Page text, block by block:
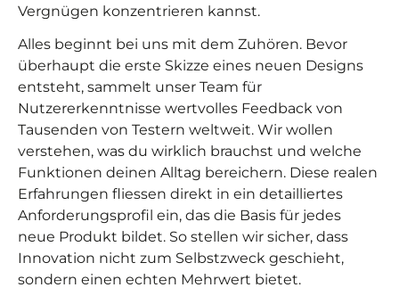
Vergnügen konzentrieren kannst.
Alles beginnt bei uns mit dem Zuhören. Bevor
überhaupt die erste Skizze eines neuen Designs
entsteht, sammelt unser Team für
Nutzererkenntnisse wertvolles Feedback von
Tausenden von Testern weltweit. Wir wollen
verstehen, was du wirklich brauchst und welche
Funktionen deinen Alltag bereichern. Diese realen
Erfahrungen fliessen direkt in ein detailliertes
Anforderungsprofil ein, das die Basis für jedes
neue Produkt bildet. So stellen wir sicher, dass
Innovation nicht zum Selbstzweck geschieht,
sondern einen echten Mehrwert bietet.